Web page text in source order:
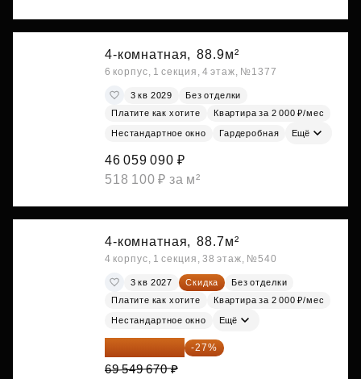
4-комнатная, 88.9м²
6 корпус, 1 секция, 4 этаж, №1377
3 кв 2029
Без отделки
Платите как хотите
Квартира за 2 000 ₽/мес
Нестандартное окно Гардеробная Ещё
46 059 090 ₽
518 100 ₽ за м²
4-комнатная, 88.7м²
4 корпус, 1 секция, 38 этаж, №540
3 кв 2027 Скидка
Без отделки
Платите как хотите
Квартира за 2 000 ₽/мес
Нестандартное окно Ещё
50 771 259 ₽ -27%
69 549 670 ₽